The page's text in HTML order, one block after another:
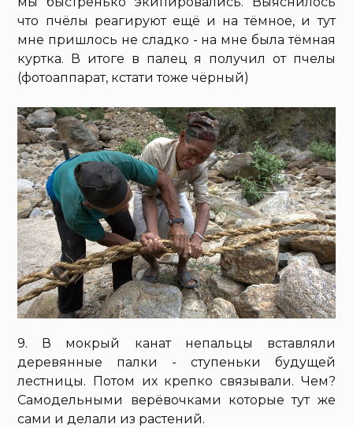
что пчёлы реагируют ещё и на тёмное, и тут
мне пришлось не сладко - на мне была тёмная
куртка. В итоге в палец я получил от пчелы
(фотоаппарат, кстати тоже чёрный)
9. В мокрый канат непальцы вставляли
деревянные палки - ступеньки будущей
лестницы. Потом их крепко связывали. Чем?
Самодельными верёвочками которые тут же
сами и делали из растений.